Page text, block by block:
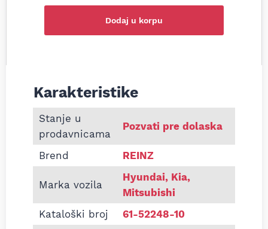
Dodaj u korpu
Informacije o Dihtung glave (1,45mm) Hyundai
Karakteristike
Stanje u
prodavnicama
Pozvati pre dolaska
Brend REINZ
Marka vozila
Hyundai, Kia,
Mitsubishi
Kataloški broj
61-52248-10